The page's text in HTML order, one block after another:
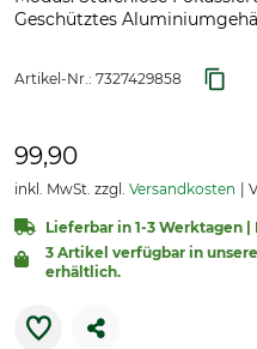
Geschütztes
Artikel-Nr.: 7327429858
99,90
inkl. MwSt. zzgl. Versandkosten
Lieferbar in 1-3 Werktagen |
3 Artikel verfügbar in
erhältlich.